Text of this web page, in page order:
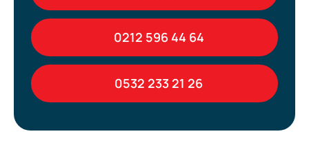
0212 596 44 64
0532 233 21 26